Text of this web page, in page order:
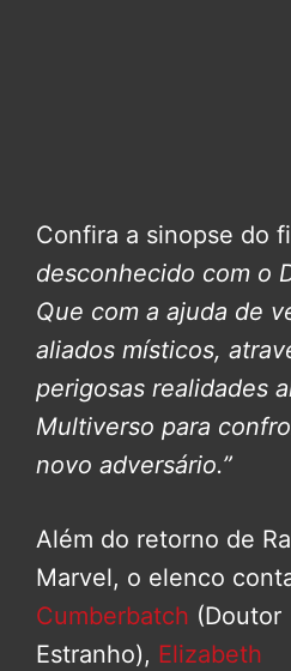
Confira a sinopse do
desconhecido com o
Que com a ajuda de
aliados místicos,
perigosas realidades
Multiverso para
novo adversário.”
Além do retorno de
Marvel, o elenco
Cumberbatch (Doutor
Estranho), Elizabeth